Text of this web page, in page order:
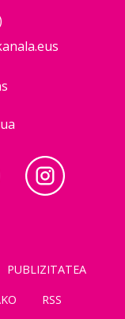
PUBLIZITATEA
RSS